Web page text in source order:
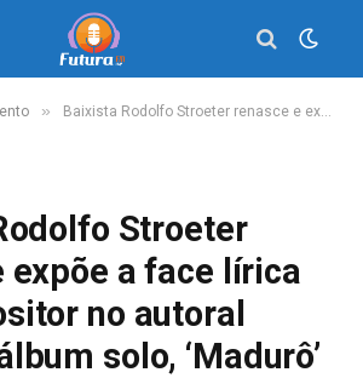
» Baixista Rodolfo Stroeter renasce e expõe a face lírica do compositor no autoral segundo álbum solo, ‘Madurô’
Stroeter
expõe a face lírica
no autoral
solo, ‘Madurô’